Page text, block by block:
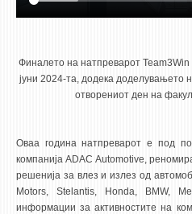
Финалето на натпреварот
јуни 2024-та, додека доделувањето
отворениот ден на
Оваа година натпреварот е под
компанија ADAC Automotive,
решенија за влез и излез од
Motors, Stelantis, Honda, BMW,
информации за активностите на